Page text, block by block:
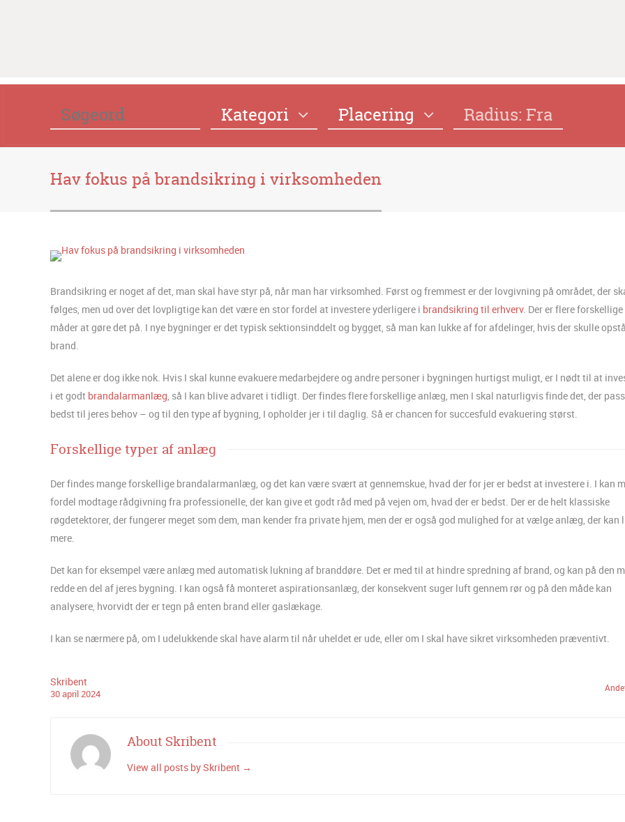
Kategori Placering Radius: Fra
Hav fokus på brandsikring i virksomheden
Brandsikring er noget af det, man skal have styr på, når man har virksomhed. Først og fremmest er der lovgivning på området, der
følges, men ud over det lovpligtige kan det være en stor fordel at investere yderligere i brandsikring til erhverv. Der er flere forskellige
måder at gøre det på. I nye bygninger er det typisk sektionsinddelt og bygget, så man kan lukke af for afdelinger, hvis der skulle
brand.
Det alene er dog ikke nok. Hvis I skal kunne evakuere medarbejdere og andre personer i bygningen hurtigst muligt, er I nødt til at
i et godt brandalarmanlæg , så I kan blive advaret i tidligt. Der findes flere forskellige anlæg, men I skal naturligvis finde det, der
bedst til jeres behov – og til den type af bygning, I opholder jer i til daglig. Så er chancen for succesfuld evakuering størst.
Forskellige typer af anlæg
Der findes mange forskellige brandalarmanlæg, og det kan være svært at gennemskue, hvad der for jer er bedst at investere i. I kan
fordel modtage rådgivning fra professionelle, der kan give et godt råd med på vejen om, hvad der er bedst. Der er de helt klassiske
røgdetektorer, der fungerer meget som dem, man kender fra private hjem, men der er også god mulighed for at vælge anlæg, der kan
mere.
Det kan for eksempel være anlæg med automatisk lukning af branddøre. Det er med til at hindre spredning af brand, og kan på den
redde en del af jeres bygning. I kan også få monteret aspirationsanlæg, der konsekvent suger luft gennem rør og på den måde kan
analysere, hvorvidt der er tegn på enten brand eller gaslækage.
I kan se nærmere på, om I udelukkende skal have alarm til når uheldet er ude, eller om I skal have sikret virksomheden præventivt.
Skribent
30april2024
About Skribent
View all posts by Skribent →